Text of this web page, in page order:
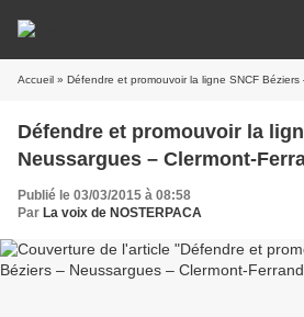
Accueil » Défendre et promouvoir la ligne SNCF Béziers –
Défendre et promouvoir la
Neussargues – Clermont-
Publié le 03/03/2015 à 08:58
Par La voix de NOSTERPACA